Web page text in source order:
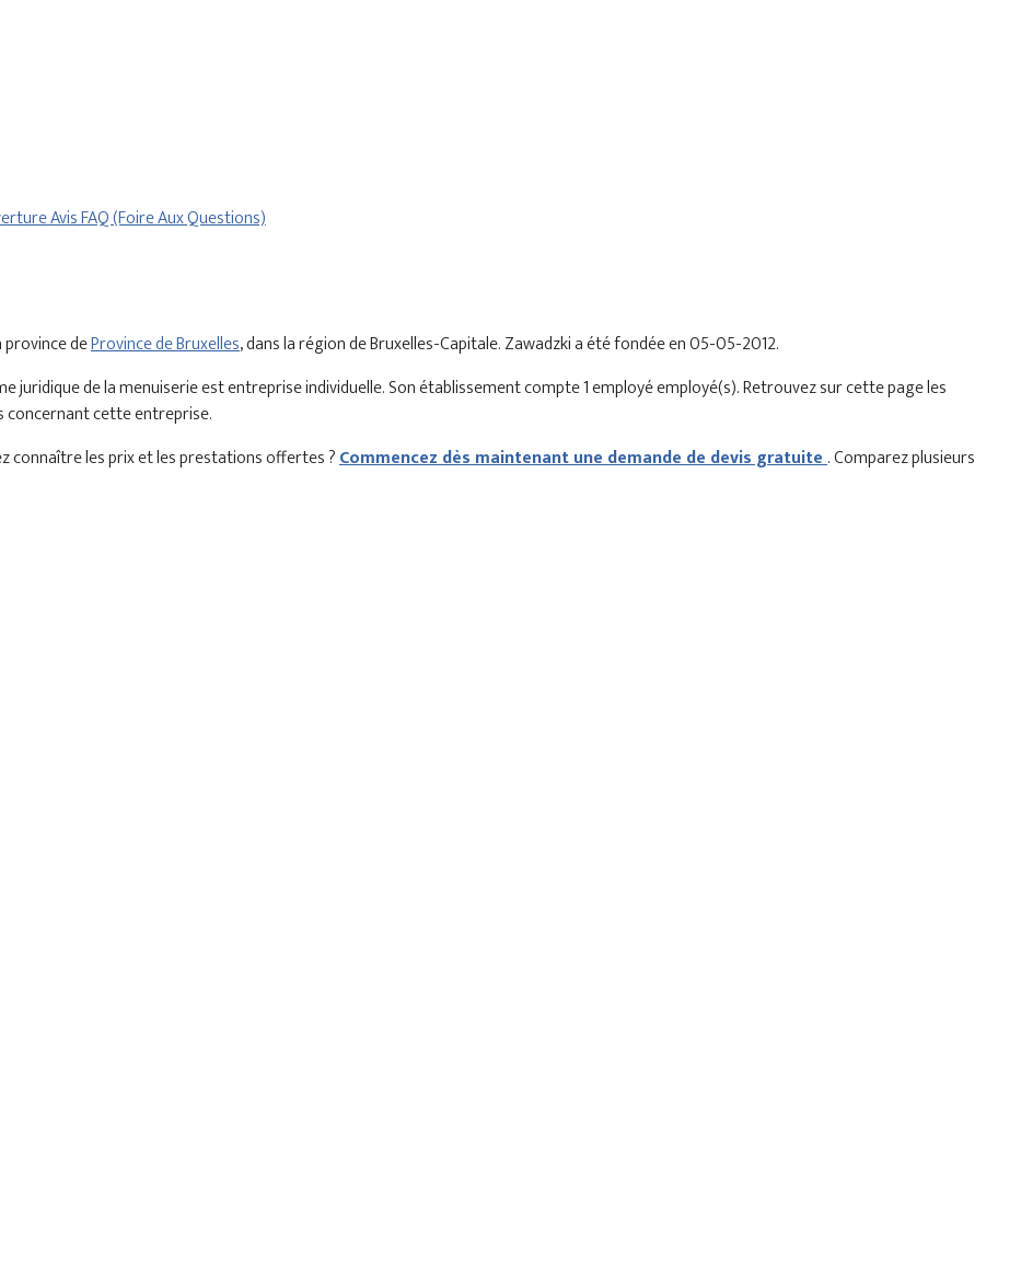
AvisFAQ (Foire Aux Questions)
province deProvince de Bruxelles, dans la région de Bruxelles-Capitale. Zawadzki a été fondée en 05-05-2012.
juridique de la menuiserie est entreprise individuelle. Son établissement compte 1 employé employé(s). Retrouvez sur cette page les
concernant cette entreprise.
connaître les prix et les prestations offertes ?Commencez dès maintenant une demande de devis gratuite. Comparez plusieurs